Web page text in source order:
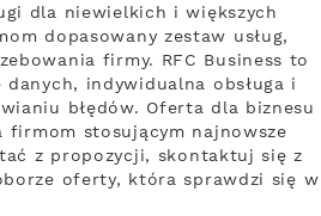
dla niewielkich i większych
dopasowany zestaw usług,
firmy. RFC Business to
indywidualna obsługa i
błędów. Oferta dla biznesu
firmom stosującym najnowsze
z propozycji, skontaktuj się z
oferty, która sprawdzi się w